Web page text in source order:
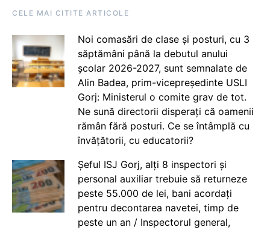
CELE MAI CITITE ARTICOLE
Noi comasări de clase și posturi, cu 3
săptămâni până la debutul anului
școlar 2026-2027, sunt semnalate de
Alin Badea, prim-vicepreședinte USLI
Gorj: Ministerul o comite grav de tot.
Ne sună directorii disperați că oamenii
rămân fără posturi. Ce se întâmplă cu
învățătorii, cu educatorii?
Șeful ISJ Gorj, alți 8 inspectori și
personal auxiliar trebuie să returneze
peste 55.000 de lei, bani acordați
pentru decontarea navetei, timp de
peste un an / Inspectorul general,